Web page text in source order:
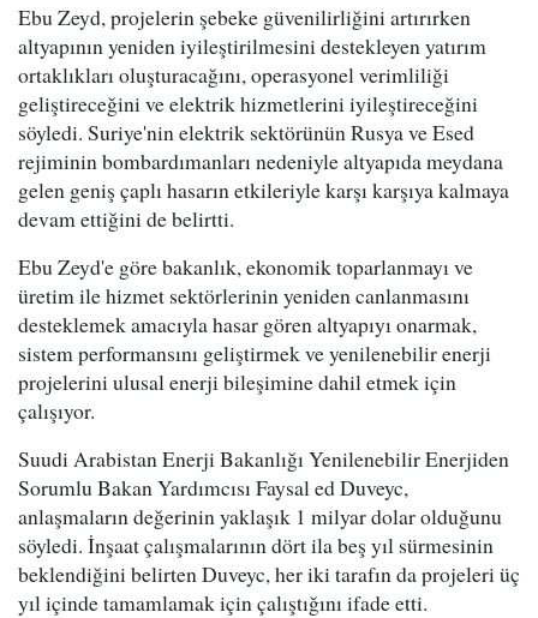
Ebu Zeyd, projelerin şebeke güvenilirliğini artırırken
altyapının yeniden iyileştirilmesini destekleyen yatırım
ortaklıkları oluşturacağını, operasyonel verimliliği
geliştireceğini ve elektrik hizmetlerini iyileştireceğini
söyledi. Suriye'nin elektrik sektörünün Rusya ve Esed
rejiminin bombardımanları nedeniyle altyapıda meydana
gelen geniş çaplı hasarın etkileriyle karşı karşıya kalmaya
devam ettiğini de belirtti.
Ebu Zeyd'e göre bakanlık, ekonomik toparlanmayı ve
üretim ile hizmet sektörlerinin yeniden canlanmasını
desteklemek amacıyla hasar gören altyapıyı onarmak,
sistem performansını geliştirmek ve yenilenebilir enerji
projelerini ulusal enerji bileşimine dahil etmek için
çalışıyor.
Suudi Arabistan Enerji Bakanlığı Yenilenebilir Enerjiden
Sorumlu Bakan Yardımcısı Faysal ed Duveyc,
anlaşmaların değerinin yaklaşık 1 milyar dolar olduğunu
söyledi. İnşaat çalışmalarının dört ila beş yıl sürmesinin
beklendiğini belirten Duveyc, her iki tarafın da projeleri üç
yıl içinde tamamlamak için çalıştığını ifade etti.